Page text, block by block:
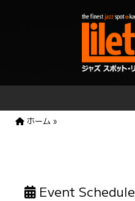
ホーム »
Event Schedule